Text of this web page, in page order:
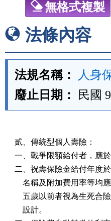
無格式複製
法條內容
法規名稱：
人身
廢止日期：
民國
貳、傳統型個人壽險：
一、戰爭限額給付者，應於
二、祝壽保險金給付年度
名稱及附加費用率等
五歲以前者視為生死
    設計。